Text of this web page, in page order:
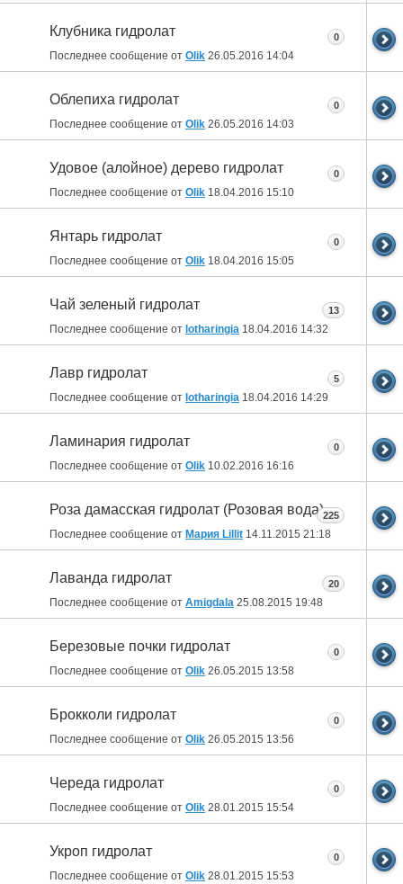
Клубника гидролат
Последнее сообщение от Olik 26.05.2016 14:04
0
Облепиха гидролат
Последнее сообщение от Olik 26.05.2016 14:03
0
Удовое (алойное) дерево гидролат
Последнее сообщение от Olik 18.04.2016 15:10
0
Янтарь гидролат
Последнее сообщение от Olik 18.04.2016 15:05
0
Чай зеленый гидролат
Последнее сообщение от lotharingia 18.04.2016 14:32
13
Лавр гидролат
Последнее сообщение от lotharingia 18.04.2016 14:29
5
Ламинария гидролат
Последнее сообщение от Olik 10.02.2016 16:16
0
Роза дамасская гидролат (Розовая вода)
Последнее сообщение от Мария Lillit 14.11.2015 21:18
225
Лаванда гидролат
Последнее сообщение от Amigdala 25.08.2015 19:48
20
Березовые почки гидролат
Последнее сообщение от Olik 26.05.2015 13:58
0
Брокколи гидролат
Последнее сообщение от Olik 26.05.2015 13:56
0
Череда гидролат
Последнее сообщение от Olik 28.01.2015 15:54
0
Укроп гидролат
Последнее сообщение от Olik 28.01.2015 15:53
0